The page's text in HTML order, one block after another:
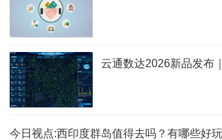
云通数达2026新品发布
今日视点:西印度群岛值得去吗？有哪些好